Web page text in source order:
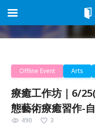
Offline Event Arts
療癒工作坊｜6/
態藝術療癒習作-
490 3